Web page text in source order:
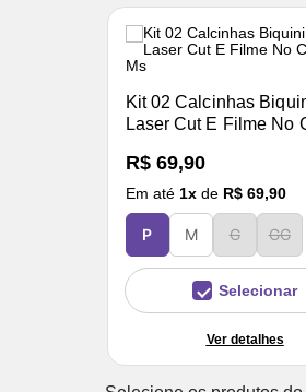
Kit 02 Calcinhas
Laser Cut E Filme No
R$ 69,90
Em até 1x de R$ 69,90
P M G GG
Selecionar
Ver detalhes